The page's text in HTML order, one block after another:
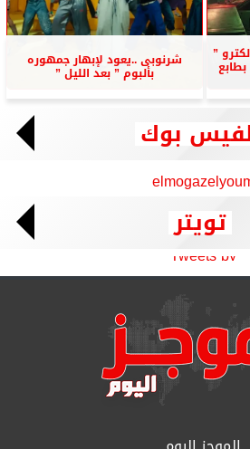
” شرنوبى ..يعود لإبهار جمهوره
بألبوم ” بعد الليل ”
بوك
تويتر
Tweets by